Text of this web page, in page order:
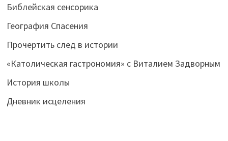
Библейская сенсорика
География Спасения
Прочертить след в истории
«Католическая гастрономия» с Виталием Задворным
История школы
Дневник исцеления